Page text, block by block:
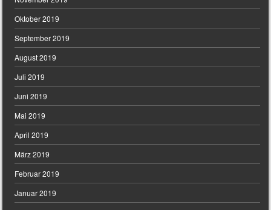
Oktober 2019
September 2019
August 2019
Juli 2019
Juni 2019
Mai 2019
April 2019
März 2019
Februar 2019
Januar 2019